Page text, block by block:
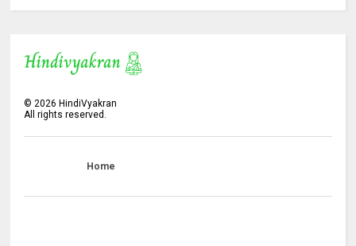
©2026 HindiVyakran
All rights reserved.
Home